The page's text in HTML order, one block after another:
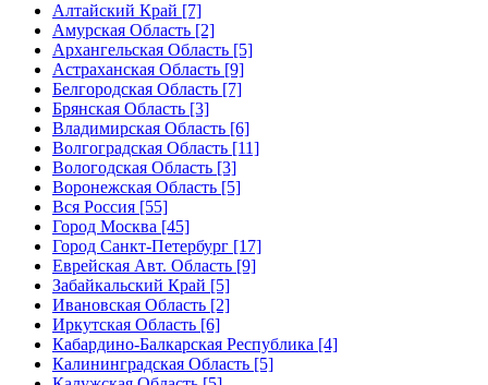
Алтайский Край [7]
Амурская Область [2]
Архангельская Область [5]
Астраханская Область [9]
Белгородская Область [7]
Брянская Область [3]
Владимирская Область [6]
Волгоградская Область [11]
Вологодская Область [3]
Воронежская Область [5]
Вся Россия [55]
Город Москва [45]
Город Санкт-Петербург [17]
Еврейская Авт. Область [9]
Забайкальский Край [5]
Ивановская Область [2]
Иркутская Область [6]
Кабардино-Балкарская Республика [4]
Калининградская Область [5]